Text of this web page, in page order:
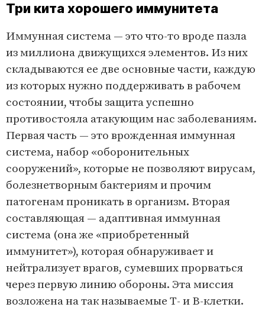
Три кита хорошего иммунитета
Иммунная система — это что-то вроде пазла
из миллиона движущихся элементов. Из них
складываются ее две основные части, каждую
из которых нужно поддерживать в рабочем
состоянии, чтобы защита успешно
противостояла атакующим нас заболеваниям.
Первая часть — это врожденная иммунная
система, набор «оборонительных
сооружений», которые не позволяют вирусам,
болезнетворным бактериям и прочим
патогенам проникать в организм. Вторая
составляющая — адаптивная иммунная
система (она же «приобретенный
иммунитет»), которая обнаруживает и
нейтрализует врагов, сумевших прорваться
через первую линию обороны. Эта миссия
возложена на так называемые Т- и B-клетки.